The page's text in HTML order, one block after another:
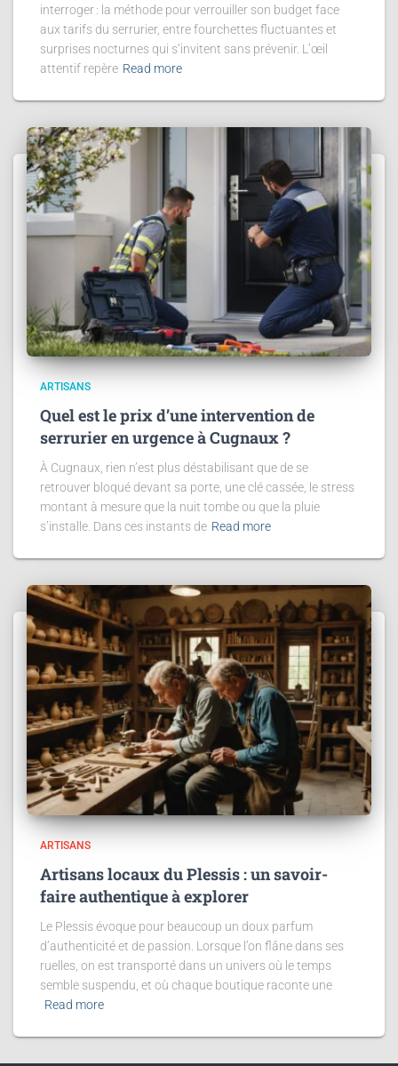
interroger : la méthode pour verrouiller son budget face
aux tarifs du serrurier, entre fourchettes fluctuantes et
surprises nocturnes qui s’invitent sans prévenir. L’œil
attentif repère Read more
ARTISANS
Quel est le prix d’une intervention de
serrurier en urgence à Cugnaux ?
À Cugnaux, rien n’est plus déstabilisant que de se
retrouver bloqué devant sa porte, une clé cassée, le stress
montant à mesure que la nuit tombe ou que la pluie
s’installe. Dans ces instants de Read more
ARTISANS
Artisans locaux du Plessis : un savoir-
faire authentique à explorer
Le Plessis évoque pour beaucoup un doux parfum
d’authenticité et de passion. Lorsque l’on flâne dans ses
ruelles, on est transporté dans un univers où le temps
semble suspendu, et où chaque boutique raconte une
Read more